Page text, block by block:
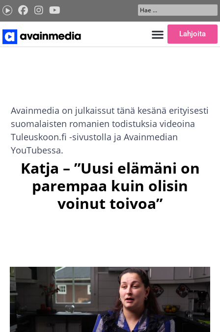
Siirry
sisältöön
Search
...
Lahjoita
Avainmedia on julkaissut tänä kesänä erityisesti
suomalaisten romanien todistuksia videoina
Tuleuskoon.fi -sivustolla ja Avainmedian
YouTubessa.
Katja – ”Uusi elämäni on
parempaa kuin olisin
voinut toivoa”